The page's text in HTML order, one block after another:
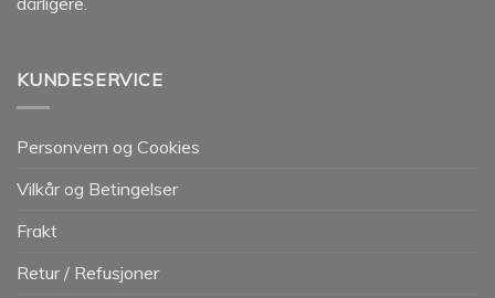
KUNDESERVICE
Personvern og Cookies
Vilkår og Betingelser
Frakt
Retur / Refusjoner